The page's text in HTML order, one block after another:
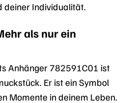
deiner Individualität.
als nur ein
Anhänger 782591C01 ist
Er ist ein Symbol
Momente in deinem Leben.